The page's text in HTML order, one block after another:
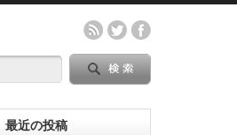
最近の投稿